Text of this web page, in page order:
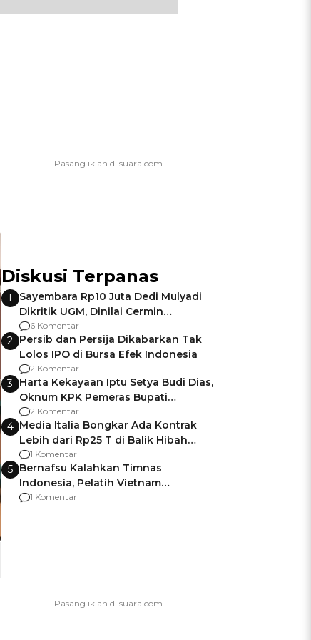
Diskusi Terpanas
1
Sayembara Rp10 Juta Dedi Mulyadi
Dikritik UGM, Dinilai Cermin
Gagalnya Negara Jamin Keamanan
6 Komentar
2 Persib dan Persija Dikabarkan Tak
Lolos IPO di Bursa Efek Indonesia
2 Komentar
3 Harta Kekayaan Iptu Setya Budi Dias,
Oknum KPK Pemeras Bupati
Pemalang
2 Komentar
4 Media Italia Bongkar Ada Kontrak
Lebih dari Rp25 T di Balik Hibah
Kapal Induk Giuseppe Garibaldi
1 Komentar
5 Bernafsu Kalahkan Timnas
Indonesia, Pelatih Vietnam
Berencana Pakai Jimat di Pakansari
1 Komentar